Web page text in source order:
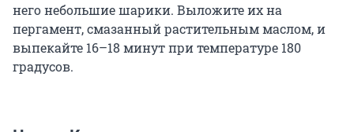
него небольшие шарики. Выложите их на
пергамент, смазанный растительным маслом, и
выпекайте 16–18 минут при температуре 180
градусов.